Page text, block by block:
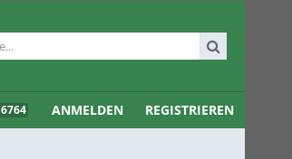
6764 ANMELDEN REGISTRIEREN